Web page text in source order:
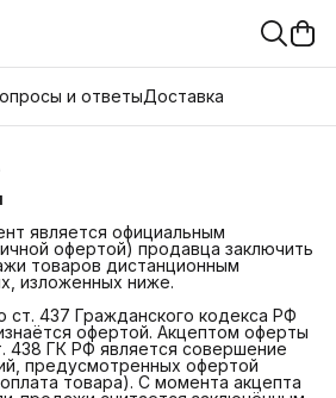
и ответыДоставка
является официальным
офертой) продавца заключить
товаров дистанционным
изложенных ниже.
ст. 437 Гражданского кодекса РФ
офертой. Акцептом оферты
438 ГК РФ является совершение
предусмотренных офертой
товара). С момента акцепта